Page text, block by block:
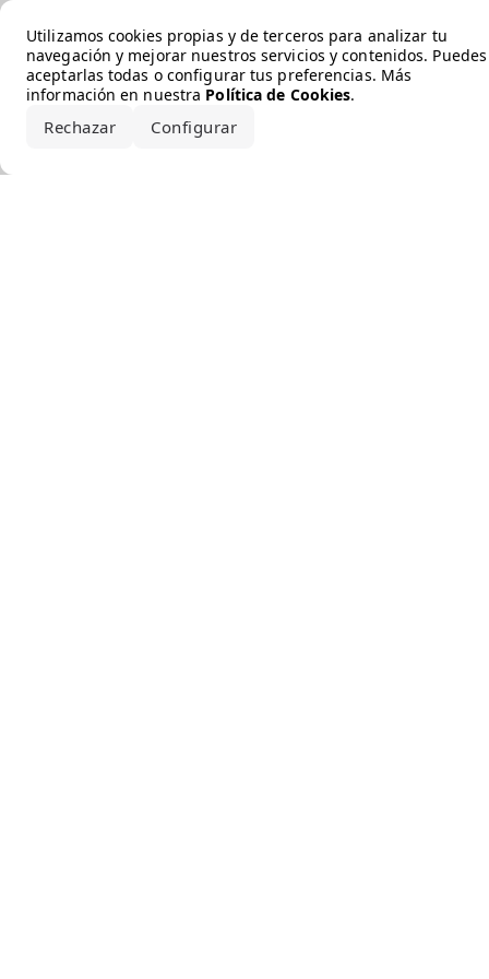
Utilizamos cookies propias y de terceros para analizar tu
navegación y mejorar nuestros servicios y contenidos. Puedes
aceptarlas todas o configurar tus preferencias. Más
información en nuestra Política de Cookies.
Rechazar Configurar
Error loading the brand